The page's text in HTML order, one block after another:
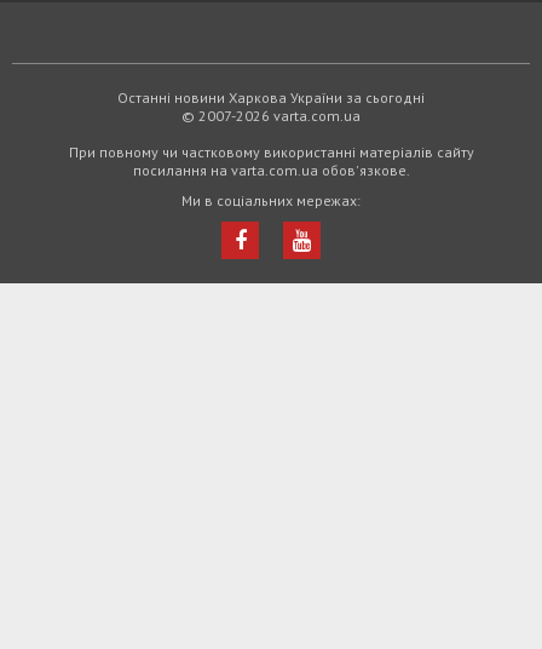
Останні новини Харкова України за сьогодні
© 2007-2026 varta.com.ua
При повному чи частковому використанні матеріалів сайту
посилання на varta.com.ua обов'язкове.
Ми в соціальних мережах: